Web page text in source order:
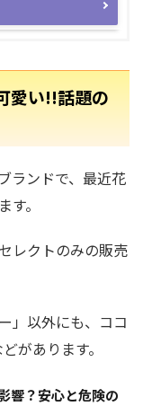
愛い!!話題の
ランドで、最近花
。
レクトのみの販売
」以外にも、ココ
があります。
響？安心と危険の